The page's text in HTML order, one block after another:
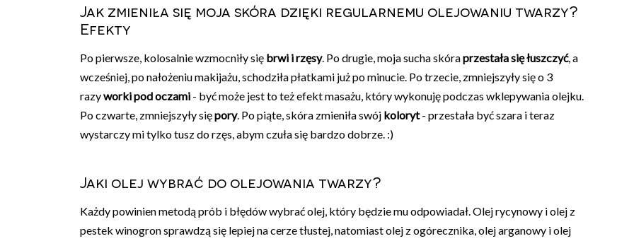
Jak zmieniła się moja skóra dzięki regularnemu olejowaniu twarzy?
Efekty
Po pierwsze, kolosalnie wzmocniły się brwi i rzęsy. Po drugie, moja sucha skóraprzestała się łuszczyć, a
wcześniej, po nałożeniu makijażu, schodziła płatkami już po minucie. Po trzecie, zmniejszyły się o 3
razyworki pod oczami - być może jest to też efekt masażu, który wykonuję podczas wklepywania olejku.
Po czwarte, zmniejszyły siępory. Po piąte, skóra zmieniła swój koloryt- przestała być szara i teraz
wystarczy mi tylko tusz do rzęs, abym czuła się bardzo dobrze. :)
Jaki olej wybrać do olejowania twarzy?
Każdy powinien metodą prób i błędów wybrać olej, który będzie mu odpowiadał. Olej rycynowy i olej z
pestek winogron sprawdzą się lepiej na cerze tłustej, natomiast olej z ogórecznika, olej arganowy i olej